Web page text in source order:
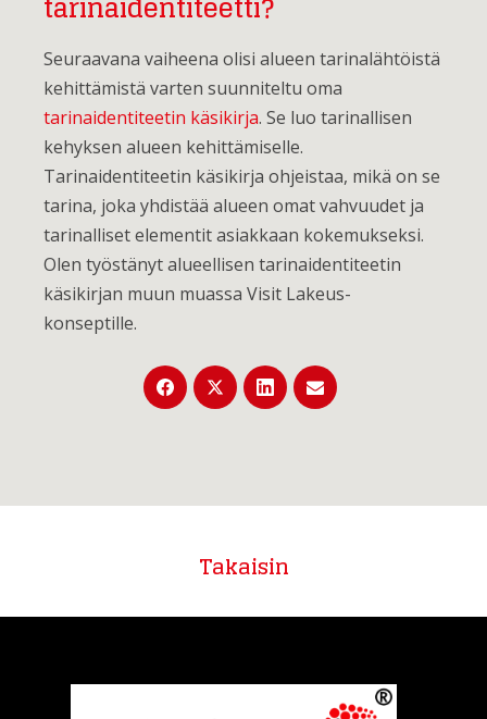
Seuraavana vaiheena olisi alueen tarinalähtöistä
kehittämistä varten suunniteltu oma
tarinaidentiteetin käsikirja. Se luo tarinallisen
kehyksen alueen kehittämiselle.
Tarinaidentiteetin käsikirja ohjeistaa, mikä on se
tarina, joka yhdistää alueen omat vahvuudet ja
tarinalliset elementit asiakkaan kokemukseksi.
Olen työstänyt alueellisen tarinaidentiteetin
käsikirjan muun muassa Visit Lakeus-
konseptille.
Takaisin